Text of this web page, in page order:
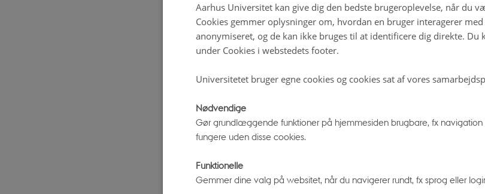
Arternes tilpasning og historie
STENO MUSEET
DET DANSKE
Sygdom og forebyggelse igennem
tiden
Aarhus Universitet kan give dig den bedste brugeroplevelse, når du
Cookies gemmer oplysninger om, hvordan en bruger interagerer
anonymiseret, og de kan ikke bruges til at identificere dig direkte.
under Cookies i webstedets footer.
Universitetet bruger egne cookies og cookies sat af vores
Nødvendige
Gør grundlæggende funktioner på hjemmesiden brugbare, fx
fungere uden disse cookies.
Funktionelle
Gemmer dine valg på websitet, når du navigerer rundt, fx sprog eller